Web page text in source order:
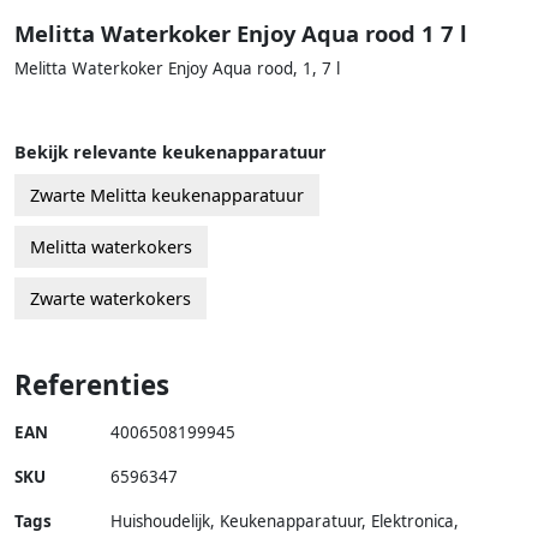
Melitta Waterkoker Enjoy Aqua rood 1 7 l
Melitta Waterkoker Enjoy Aqua rood, 1, 7 l
Bekijk relevante keukenapparatuur
Zwarte Melitta keukenapparatuur
Melitta waterkokers
Zwarte waterkokers
Referenties
EAN 4006508199945
SKU 6596347
Tags
Huishoudelijk, Keukenapparatuur, Elektronica,